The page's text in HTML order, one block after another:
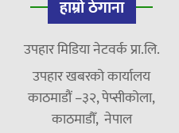
हाम्रो ठेगाना
उपहार मिडिया नेटवर्क प्रा.लि.
उपहार खबरको कार्यालय
काठमाडौं –३२, पेप्सीकोला,
काठमाडौँ, नेपाल